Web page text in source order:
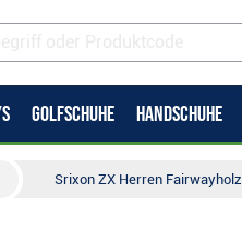
GOLFSCHUHE HANDSCHUHE
Srixon ZX Herren Fairwayholz